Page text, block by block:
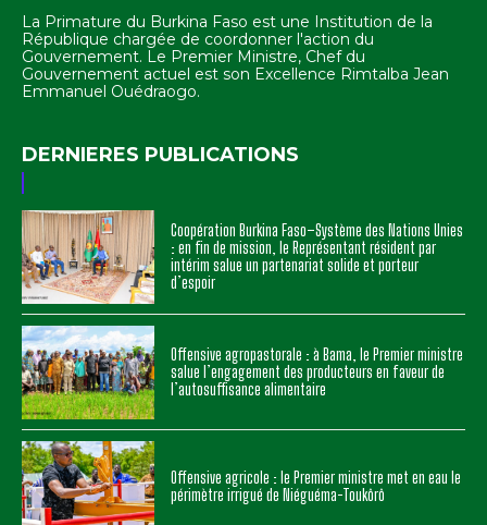
La Primature du Burkina Faso est une Institution de la
République chargée de coordonner l'action du
Gouvernement. Le Premier Ministre, Chef du
Gouvernement actuel est son Excellence Rimtalba Jean
Emmanuel Ouédraogo.
DERNIERES PUBLICATIONS
Coopération Burkina Faso–Système des Nations Unies
: en fin de mission, le Représentant résident par
intérim salue un partenariat solide et porteur
d’espoir
Offensive agropastorale : à Bama, le Premier ministre
salue l’engagement des producteurs en faveur de
l’autosuffisance alimentaire
Offensive agricole : le Premier ministre met en eau le
périmètre irrigué de Niéguéma-Toukôrô